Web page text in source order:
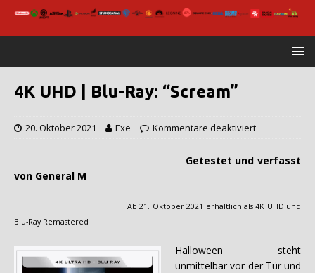
4K UHD | Blu-Ray: “Scream”
20. Oktober 2021 Exe Kommentare deaktiviert
Getestet und verfasst
von General M
Ab 21. Oktober 2021 erhältlich als 4K UHD und
Blu-Ray Remastered
Halloween steht
unmittelbar vor der Tür und